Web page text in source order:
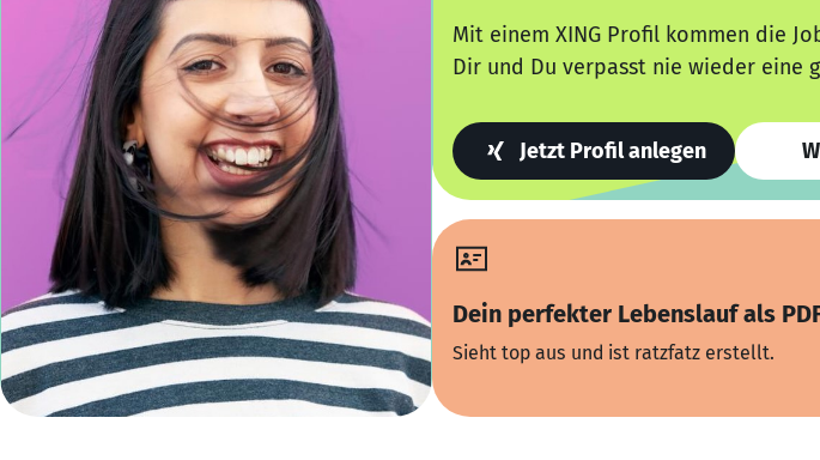
Mit einem XING Profil kommen die
Dir und Du verpasst nie wieder eine
Jetzt Profil anlegen
Dein perfekter Lebenslauf als
Sieht top aus und ist ratzfatz erstellt.